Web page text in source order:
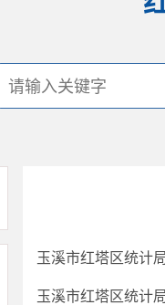
玉溪市红塔区统计
玉溪市红塔区统计